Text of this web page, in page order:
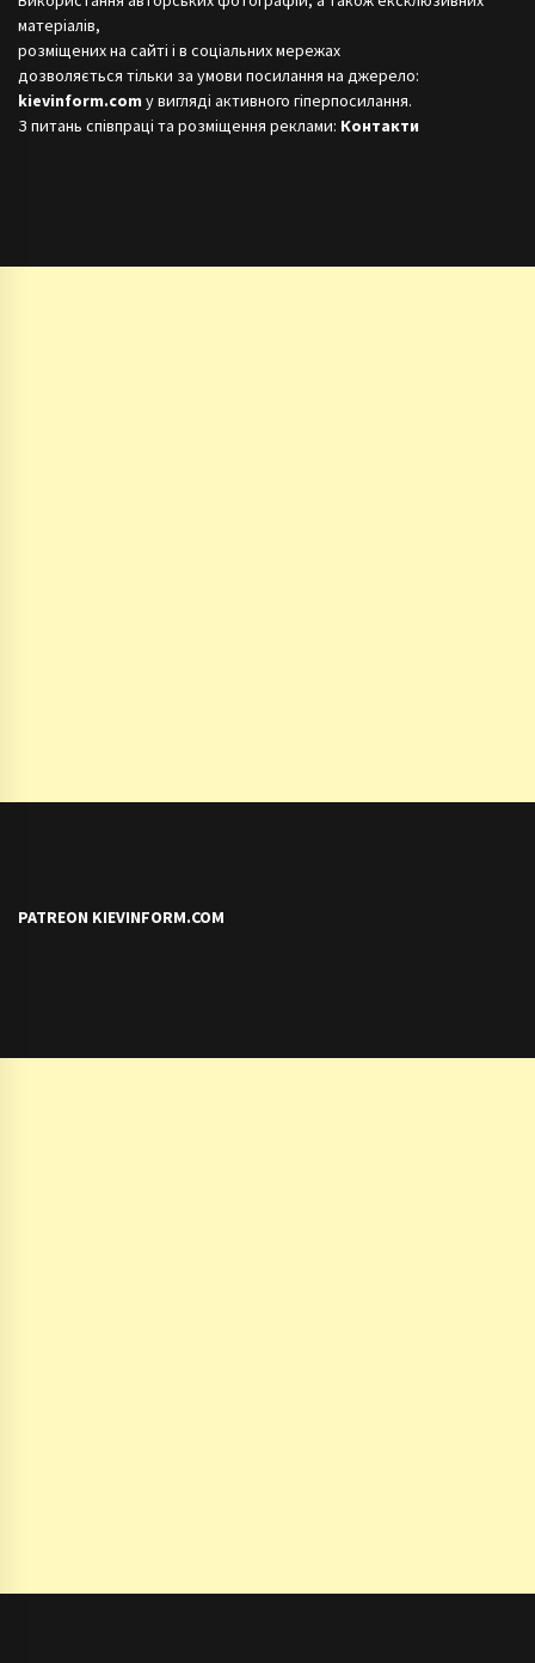
матеріалів,
розміщених на сайті і в соціальних мережах
дозволяється тільки за умови посилання на джерело:
kievinform.com у вигляді активного гіперпосилання.
З питань співпраці та розміщення реклами: Контакти
PATREON KIEVINFORM.COM